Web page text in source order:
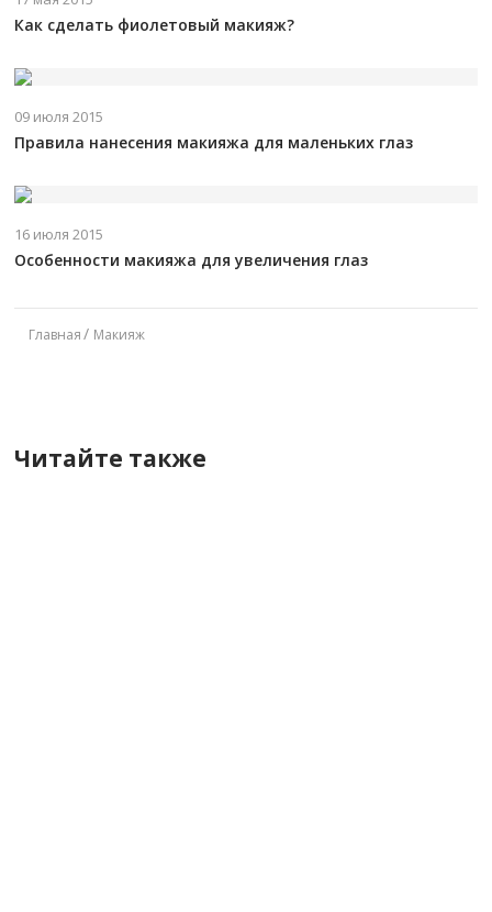
Как сделать фиолетовый макияж?
09 июля 2015
Правила нанесения макияжа для маленьких глаз
16 июля 2015
Особенности макияжа для увеличения глаз
Главная Макияж
Читайте также